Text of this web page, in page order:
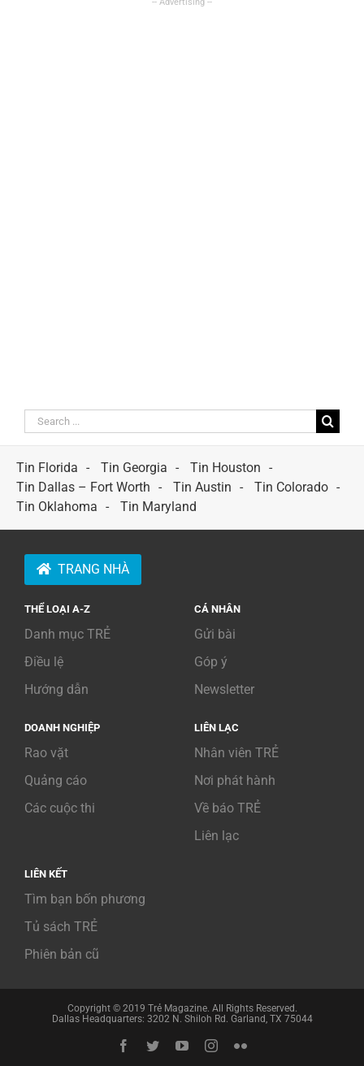
Search
for:
Tin Florida
Tin Georgia
Tin Houston
Tin Dallas – Fort Worth
Tin Austin
Tin Colorado
Tin Oklahoma
Tin Maryland
TRANG NHÀ
THỂ LOẠI A-Z
Danh mục TRẺ
Điều lệ
Hướng dẫn
CÁ NHÂN
Gửi bài
Góp ý
Newsletter
DOANH NGHIỆP
Rao vặt
Quảng cáo
Các cuộc thi
LIÊN LẠC
Nhân viên TRẺ
Nơi phát hành
Về báo TRẺ
Liên lạc
LIÊN KẾT
Tìm bạn bốn phương
Tủ sách TRẺ
Phiên bản cũ
Copyright © 2019 Trẻ Magazine. All Rights Reserved.
Dallas Headquarters: 3202 N. Shiloh Rd. Garland, TX 75044
Facebook
TwitterYouTubeInstagram
Flickr